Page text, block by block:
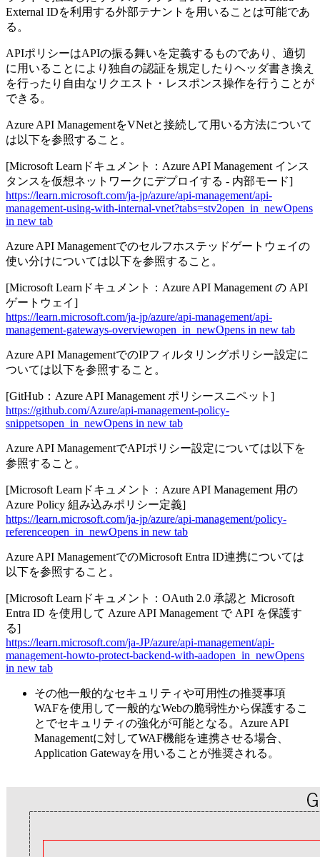
External IDを利用する外部テナントを用いることは可能であ
る。
APIポリシーはAPIの振る舞いを定義するものであり、適切
に用いることにより独自の認証を規定したりヘッダ書き換え
を行ったり自由なリクエスト・レスポンス操作を行うことが
できる。
Azure API ManagementをVNetと接続して用いる方法について
は以下を参照すること。
[Microsoft Learnドキュメント：Azure API Management インス
タンスを仮想ネットワークにデプロイする - 内部モード]
https://learn.microsoft.com/ja-jp/azure/api-management/api-
management-using-with-internal-vnet?tabs=stv2open_in_newOpens
in new tab
Azure API Managementでのセルフホステッドゲートウェイの
使い分けについては以下を参照すること。
[Microsoft Learnドキュメント：Azure API Management の API
ゲートウェイ]
https://learn.microsoft.com/ja-jp/azure/api-management/api-
management-gateways-overviewopen_in_newOpens in new tab
Azure API ManagementでのIPフィルタリングポリシー設定に
ついては以下を参照すること。
[GitHub：Azure API Management ポリシースニペット]
https://github.com/Azure/api-management-policy-
snippetsopen_in_newOpens in new tab
Azure API ManagementでAPIポリシー設定については以下を
参照すること。
[Microsoft Learnドキュメント：Azure API Management 用の
Azure Policy 組み込みポリシー定義]
https://learn.microsoft.com/ja-jp/azure/api-management/policy-
referenceopen_in_newOpens in new tab
Azure API ManagementでのMicrosoft Entra ID連携については
以下を参照すること。
[Microsoft Learnドキュメント：OAuth 2.0 承認と Microsoft
Entra ID を使用して Azure API Management で API を保護す
る]
https://learn.microsoft.com/ja-JP/azure/api-management/api-
management-howto-protect-backend-with-aadopen_in_newOpens
in new tab
その他一般的なセキュリティや可用性の推奨事項
WAFを使用して一般的なWebの脆弱性から保護するこ
とでセキュリティの強化が可能となる。Azure API
Managementに対してWAF機能を連携させる場合、
Application Gatewayを用いることが推奨される。